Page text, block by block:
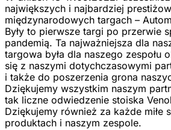
największych i najbardziej
międzynarodowych targach –
Były to pierwsze targi po przerwie
pandemią. Ta najważniejsza dla
targowa była dla naszego zespołu
się z naszymi dotychczasowymi
i także do poszerzenia grona
Dziękujemy wszystkim naszym
tak liczne odwiedzenie stoiska
Dziękujemy również za każde miłe
produktach i naszym zespole.